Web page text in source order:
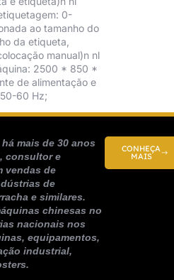
0-
ao tamanho do
da etiqueta,
manual)n nl
2500 * 850 *
de alimentação e
60 Hz;
mais de 30 anos
consultor e
vendas de
de
e similares.
chinesas no
nacionais nos
equipamentos,
industrial,
CONHEÇA
MAIS